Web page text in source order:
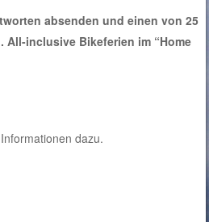
absenden und einen von 25
All-inclusive Bikeferien im “Home
dazu.